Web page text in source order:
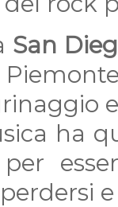
San
ha